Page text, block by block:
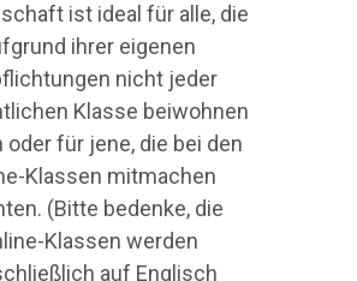
ist ideal für alle, die
ihrer eigenen
nicht jeder
Klasse beiwohnen
oder für jene, die bei den
Klassen mitmachen
(Bitte bedenke, die
Klassen werden
auf Englisch